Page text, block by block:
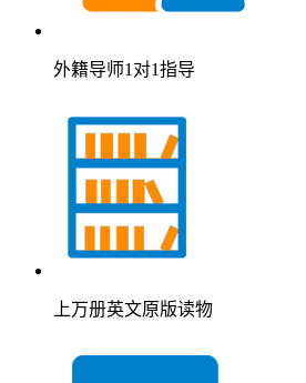
外籍导师1对1指导
上万册英文原版读物